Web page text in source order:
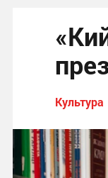
Культура